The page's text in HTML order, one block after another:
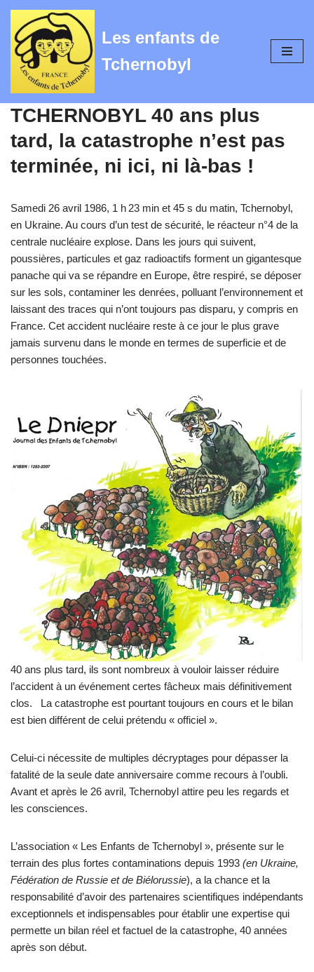
Aller
au
contenu
Les enfants de
Tchernobyl
TCHERNOBYL 40 ans plus
tard, la catastrophe n’est pas
terminée, ni ici, ni là-bas !
Samedi 26 avril 1986, 1 h 23 min et 45 s du matin, Tchernobyl,
en Ukraine. Au cours d’un test de sécurité, le réacteur n°4 de la
centrale nucléaire explose. Dans les jours qui suivent,
poussières, particules et gaz radioactifs forment un gigantesque
panache qui va se répandre en Europe, être respiré, se déposer
sur les sols, contaminer les denrées, polluant l’environnement et
laissant des traces qui n’ont toujours pas disparu, y compris en
France. Cet accident nucléaire reste à ce jour le plus grave
jamais survenu dans le monde en termes de superficie et de
personnes touchées.
40 ans plus tard, ils sont nombreux à vouloir laisser réduire
l’accident à un événement certes fâcheux mais définitivement
clos. La catastrophe est pourtant toujours en cours et le bilan
est bien différent de celui prétendu « officiel ».
Celui-ci nécessite de multiples décryptages pour dépasser la
fatalité de la seule date anniversaire comme recours à l’oubli.
Avant et après le 26 avril, Tchernobyl attire peu les regards et
les consciences.
L’association « Les Enfants de Tchernobyl », présente sur le
terrain des plus fortes contaminations depuis 1993 (en Ukraine,
Fédération de Russie et de Biélorussie), a la chance et la
responsabilité d’avoir des partenaires scientifiques indépendants
exceptionnels et indispensables pour établir une expertise qui
permette un bilan réel et factuel de la catastrophe, 40 années
après son début.